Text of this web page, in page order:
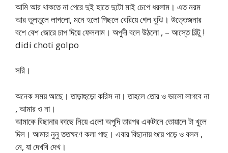
আমি আর থাকতে না পেরে দুই হাতে দুটো মাই চেপে ধরলাম। এত নরম
আর তুলতুলে লাগলো, মনে হলো পিছলে বেরিয়ে গেল বুঝি। উত্তেজনার
বশে বেশ জোরে চাপ দিয়ে ফেললাম। অপুদী বলে উঠলো , – আস্তে বিল্টু !
didi choti golpo
সরি।
অনেক সময় আছে। তাড়াহুড়ো করিস না। তাহলে তোর ও ভালো লাগবে না
, আমার ও না।
আমাকে বিছানার কাছে নিয়ে এলো অপুদি তারপর একটানে তোয়ালে টা খুলে
দিল। আমার নুনু ততক্ষণে কলা গাছ। এবার বিছানায় শুয়ে পড়ে ও বলল ,
নে, যা দেখবি দেখ।